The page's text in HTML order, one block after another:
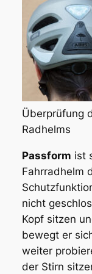
Überprüfung
Radhelms
Passform ist
Fahrradhelm
nicht
Kopf sitzen
bewegt er
weiter
der Stirn